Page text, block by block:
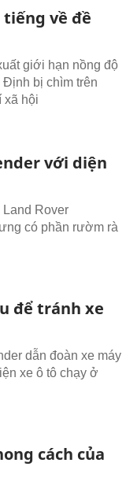
tiếng về đề
giới hạn nồng độ
bị chìm trên
xã hội
với diện
Land Rover
có phần rườm rà
để tránh xe
dẫn đoàn xe máy
xe ô tô chạy ở
cách của